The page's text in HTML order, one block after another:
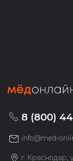
8 (800)
info@med-
г. Краснодар,